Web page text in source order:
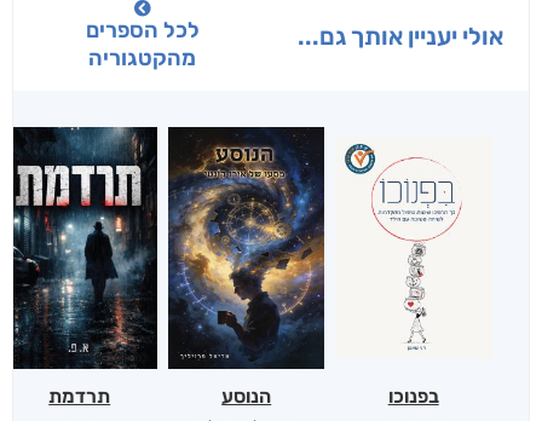
אולי יעניין אותך גם...
לכל הספרים
מהקטגוריה
בפנוכו הנוסע תרדמת